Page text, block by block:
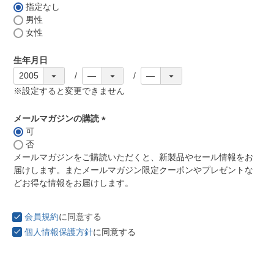
受付：9:00～17:30
お問合せフォーム
指定なし
男性
女性
生年月日
※設定すると変更できません
メールマガジンの購読
須
)
可
否
メールマガジンをご購読いただくと、新製品やセール情報をお
届けします。またメールマガジン限定クーポンやプレゼントな
どお得な情報をお届けします。
会員規約に同意する
個人情報保護方針に同意する